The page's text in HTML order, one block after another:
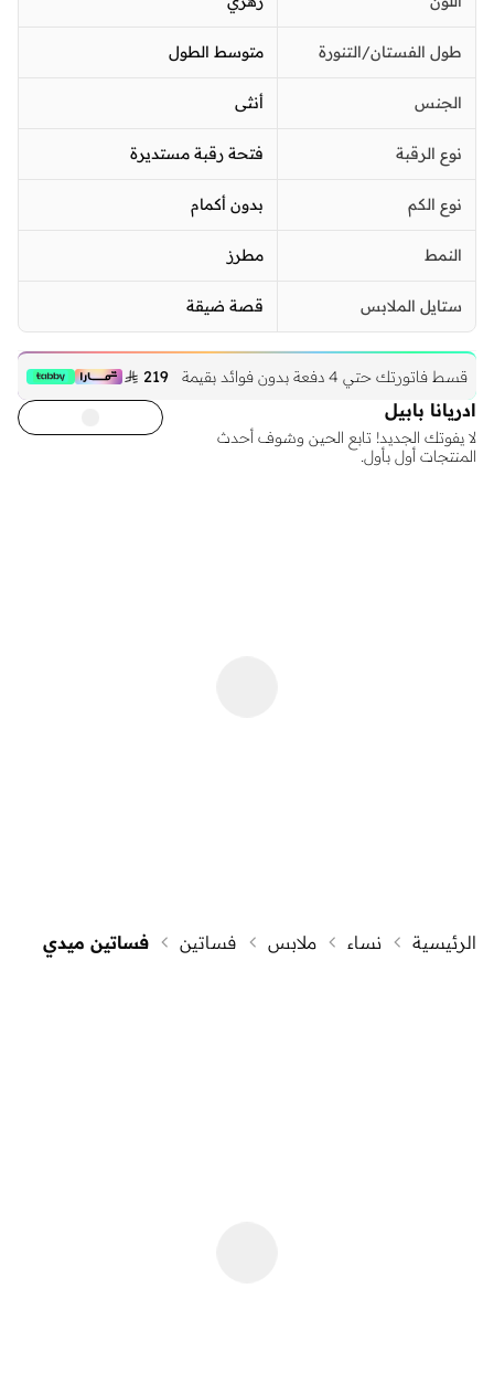
طول الفستان/التنورة متوسط الطول
الجنس أنثى
نوع الرقبة فتحة رقبة مستديرة
نوع الكم بدون أكمام
النمط مطرز
ستايل الملابس قصة ضيقة
قسط فاتورتك حتي 4 دفعة بدون فوائد بقيمة 219 
ادريانا بابيل
لا يفوتك الجديد! تابع الحين وشوف أحدث
المنتجات أول بأول.
الرئيسية نساء ملابس فساتين فساتين ميدي